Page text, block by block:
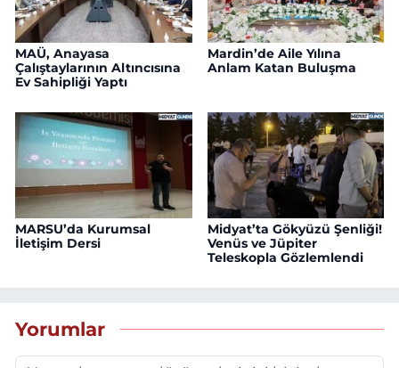
MAÜ, Anayasa
Çalıştaylarının Altıncısına
Ev Sahipliği Yaptı
Mardin’de Aile Yılına
Anlam Katan Buluşma
MARSU’da Kurumsal
İletişim Dersi
Midyat’ta Gökyüzü Şenliği!
Venüs ve Jüpiter
Teleskopla Gözlemlendi
Yorumlar